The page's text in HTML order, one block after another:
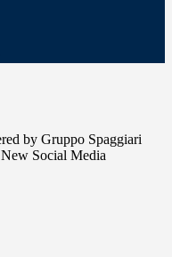
by Gruppo Spaggiari
Social Media